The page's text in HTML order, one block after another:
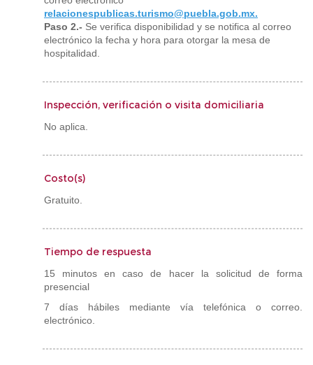
relacionespublicas.turismo@puebla.gob.mx.
Paso 2.- Se verifica disponibilidad y se notifica al correo
electrónico la fecha y hora para otorgar la mesa de
hospitalidad.
Inspección, verificación o visita domiciliaria
No aplica.
Costo(s)
Gratuito.
Tiempo de respuesta
15 minutos en caso de hacer la solicitud de forma
presencial
7 días hábiles mediante vía telefónica o correo.
electrónico.